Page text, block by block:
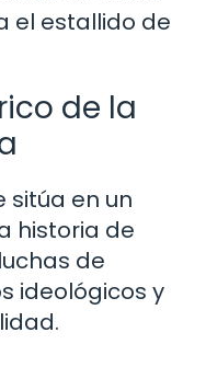
el estallido de
de la
sitúa en un
historia de
de
ideológicos y